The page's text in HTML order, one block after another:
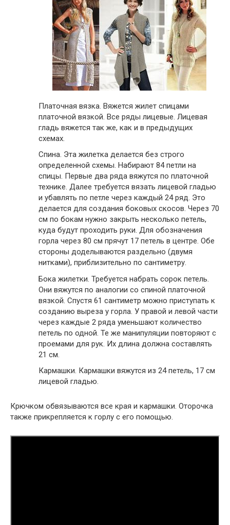
Платочная вязка. Вяжется жилет спицами
платочной вязкой. Все ряды лицевые. Лицевая
гладь вяжется так же, как и в предыдущих
схемах.
Спина. Эта жилетка делается без строго
определенной схемы. Набирают 84 петли на
спицы. Первые два ряда вяжутся по платочной
технике. Далее требуется вязать лицевой гладью
и убавлять по петле через каждый 24 ряд. Это
делается для создания боковых скосов. Через 70
см по бокам нужно закрыть несколько петель,
куда будут проходить руки. Для обозначения
горла через 80 см прячут 17 петель в центре. Обе
стороны доделываются раздельно (двумя
нитками), приблизительно по сантиметру.
Бока жилетки. Требуется набрать сорок петель.
Они вяжутся по аналогии со спиной платочной
вязкой. Спустя 61 сантиметр можно приступать к
созданию выреза у горла. У правой и левой части
через каждые 2 ряда уменьшают количество
петель по одной. Те же манипуляции повторяют с
проемами для рук. Их длина должна составлять
21 см.
Кармашки. Кармашки вяжутся из 24 петель, 17 см
лицевой гладью.
Крючком обвязываются все края и кармашки. Оторочка
также прикрепляется к горлу с его помощью.